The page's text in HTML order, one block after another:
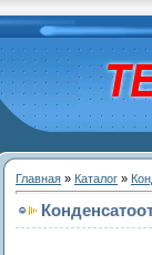
Главная » Каталог »